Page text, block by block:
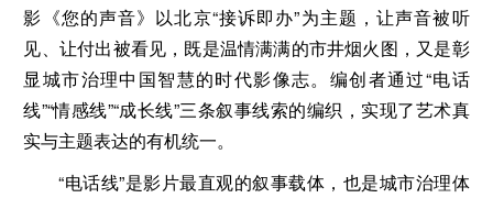
影《您的声音》以北京“接诉即办”为主题，让声音被听
见、让付出被看见，既是温情满满的市井烟火图，又是彰
显城市治理中国智慧的时代影像志。编创者通过“电话
线”“情感线”“成长线”三条叙事线索的编织，实现了艺术真
实与主题表达的有机统一。
“电话线”是影片最直观的叙事载体，也是城市治理体